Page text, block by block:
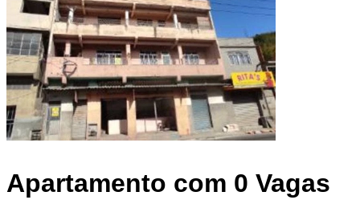
Apartamento com 0 Vagas